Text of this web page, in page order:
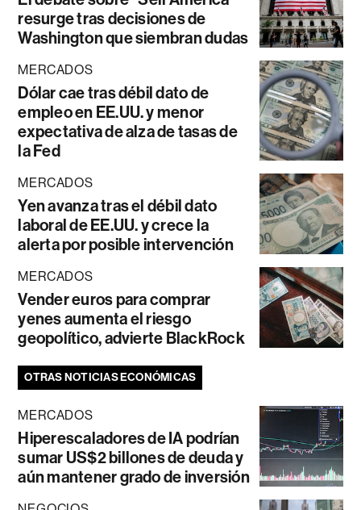
resurge tras decisiones de
Washington que siembran dudas
MERCADOS
Dólar cae tras débil dato de
empleo en EE.UU. y menor
expectativa de alza de tasas de
la Fed
MERCADOS
Yen avanza tras el débil dato
laboral de EE.UU. y crece la
alerta por posible intervención
MERCADOS
Vender euros para comprar
yenes aumenta el riesgo
geopolítico, advierte BlackRock
OTRAS NOTICIAS ECONÓMICAS
MERCADOS
Hiperescaladores de IA podrían
sumar US$2 billones de deuda y
aún mantener grado de inversión